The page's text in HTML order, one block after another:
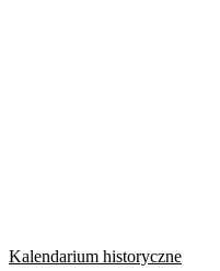
Kalendarium historyczne